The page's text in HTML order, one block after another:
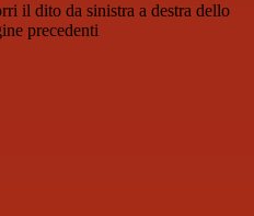
il dito da sinistra a destra dello
precedenti